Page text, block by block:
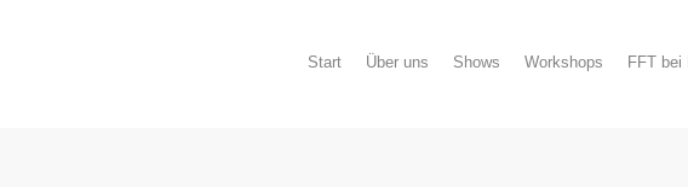
Start Über uns Shows Workshops FFT bei